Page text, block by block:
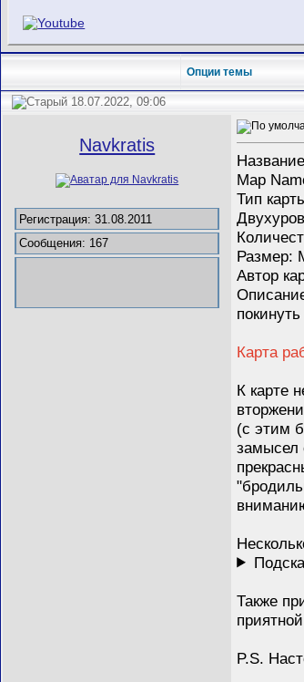
Опции темы
18.07.2022, 09:06
Navkratis
Регистрация: 31.08.2011
Сообщения: 167
Map
Тип
Размер:
Автор
Карта
К карте
(с этим
замысел
Также
P.S.